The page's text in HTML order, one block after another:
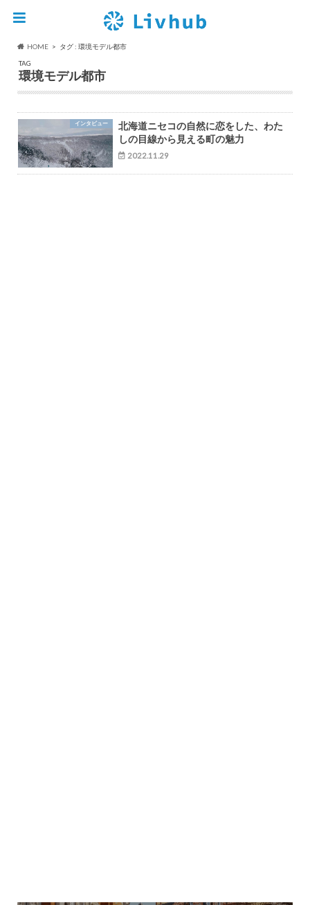
HOME
タグ : 環境モデル都市
TAG
環境モデル都市
インタビュー
北海道ニセコの自然に恋をした、わた
しの目線から見える町の魅力
2022.11.29